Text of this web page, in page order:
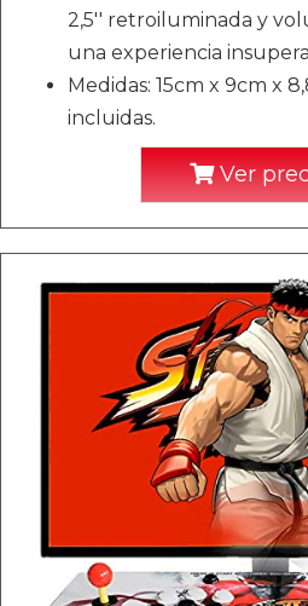
2,5'' retroiluminada y
una experiencia
Medidas: 15cm x 9cm x
incluidas.
Ver